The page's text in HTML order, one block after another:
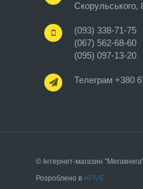
Скорульського,
(093) 338-71-75
(067) 562-68-60
(095) 097-13-20
Телеграм +380
© Інтернет-магазин
Розроблено в AFIVE